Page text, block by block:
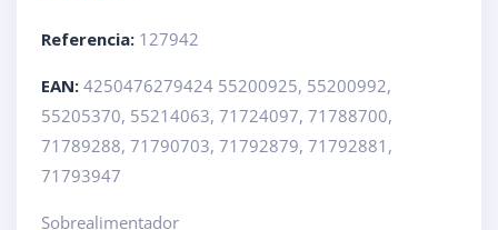
Referencia: 127942
EAN: 4250476279424 55200925, 55200992,
55205370, 55214063, 71724097, 71788700,
71789288, 71790703, 71792879, 71792881,
71793947
Sobrealimentador